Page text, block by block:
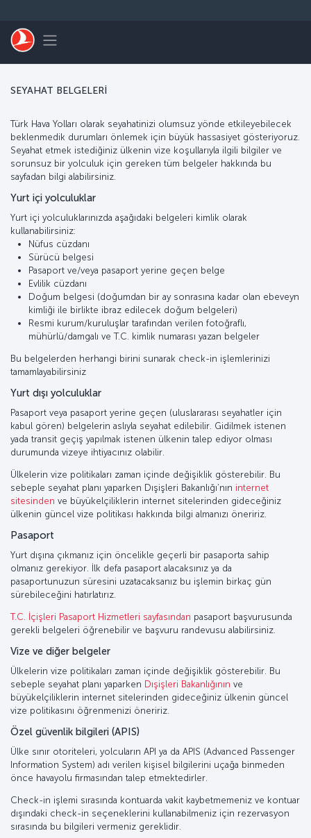
Toggle navigation
SEYAHAT BELGELERİ
Türk Hava Yolları olarak seyahatinizi olumsuz yönde etkileyebilecek
beklenmedik durumları önlemek için büyük hassasiyet gösteriyoruz.
Seyahat etmek istediğiniz ülkenin vize koşullarıyla ilgili bilgiler ve
sorunsuz bir yolculuk için gereken tüm belgeler hakkında bu
sayfadan bilgi alabilirsiniz.
Yurt içi yolculuklar
Yurt içi yolculuklarınızda aşağıdaki belgeleri kimlik olarak
kullanabilirsiniz:
Nüfus cüzdanı
Sürücü belgesi
Pasaport ve/veya pasaport yerine geçen belge
Evlilik cüzdanı
Doğum belgesi (doğumdan bir ay sonrasına kadar olan ebeveyn
kimliği ile birlikte ibraz edilecek doğum belgeleri)
Resmi kurum/kuruluşlar tarafından verilen fotoğraflı,
mühürlü/damgalı ve T.C. kimlik numarası yazan belgeler
Bu belgelerden herhangi birini sunarak check-in işlemlerinizi
tamamlayabilirsiniz
Yurt dışı yolculuklar
Pasaport veya pasaport yerine geçen (uluslararası seyahatler için
kabul gören) belgelerin aslıyla seyahat edilebilir. Gidilmek istenen
yada transit geçiş yapılmak istenen ülkenin talep ediyor olması
durumunda vizeye ihtiyacınız olabilir.
Ülkelerin vize politikaları zaman içinde değişiklik gösterebilir. Bu
sebeple seyahat planı yaparken Dışişleri Bakanlığı’nın internet
sitesinden ve büyükelçiliklerin internet sitelerinden gideceğiniz
ülkenin güncel vize politikası hakkında bilgi almanızı öneririz.
Pasaport
Yurt dışına çıkmanız için öncelikle geçerli bir pasaporta sahip
olmanız gerekiyor. İlk defa pasaport alacaksınız ya da
pasaportunuzun süresini uzatacaksanız bu işlemin birkaç gün
sürebileceğini hatırlatırız.
T.C. İçişleri Pasaport Hizmetleri sayfasından pasaport başvurusunda
gerekli belgeleri öğrenebilir ve başvuru randevusu alabilirsiniz.
Vize ve diğer belgeler
Ülkelerin vize politikaları zaman içinde değişiklik gösterebilir. Bu
sebeple seyahat planı yaparken Dışişleri Bakanlığının ve
büyükelçiliklerin internet sitelerinden gideceğiniz ülkenin güncel
vize politikasını öğrenmenizi öneririz.
Özel güvenlik bilgileri (APIS)
Ülke sınır otoriteleri, yolcuların API ya da APIS (Advanced Passenger
Information System) adı verilen kişisel bilgilerini uçağa binmeden
önce havayolu firmasından talep etmektedirler.
Check-in işlemi sırasında kontuarda vakit kaybetmemeniz ve kontuar
dışındaki check-in seçeneklerini kullanabilmeniz için rezervasyon
sırasında bu bilgileri vermeniz gereklidir.